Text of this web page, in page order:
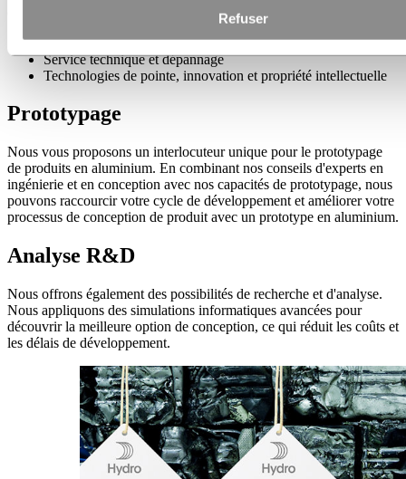
Refuser
Amélioration des produits et processus existants
Service technique et dépannage
Technologies de pointe, innovation et propriété intellectuelle
Prototypage
Nous vous proposons un interlocuteur unique pour le prototypage
de produits en aluminium. En combinant nos conseils d'experts en
ingénierie et en conception avec nos capacités de prototypage, nous
pouvons raccourcir votre cycle de développement et améliorer votre
processus de conception de produit avec un prototype en aluminium.
Analyse R&D
Nous offrons également des possibilités de recherche et d'analyse.
Nous appliquons des simulations informatiques avancées pour
découvrir la meilleure option de conception, ce qui réduit les coûts et
les délais de développement.